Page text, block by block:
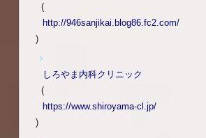
(
http://946sanjikai.blog86.fc2.com/
)
しろやま内科クリニック
(
https://www.shiroyama-cl.jp/
)